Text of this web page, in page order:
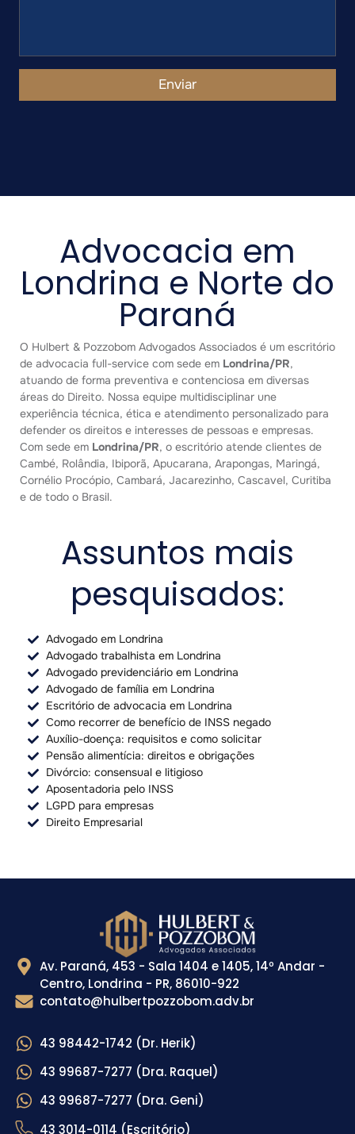
Enviar
Advocacia em
Londrina e Norte do
Paraná
O Hulbert & Pozzobom Advogados Associados é um escritório
de advocacia full-service com sede em Londrina/PR,
atuando de forma preventiva e contenciosa em diversas
áreas do Direito. Nossa equipe multidisciplinar une
experiência técnica, ética e atendimento personalizado para
defender os direitos e interesses de pessoas e empresas.
Com sede em Londrina/PR, o escritório atende clientes de
Cambé, Rolândia, Ibiporã, Apucarana, Arapongas, Maringá,
Cornélio Procópio, Cambará, Jacarezinho, Cascavel, Curitiba
e de todo o Brasil.
Assuntos mais
pesquisados:
Advogado em Londrina
Advogado trabalhista em Londrina
Advogado previdenciário em Londrina
Advogado de família em Londrina
Escritório de advocacia em Londrina
Como recorrer de benefício de INSS negado
Auxílio-doença: requisitos e como solicitar
Pensão alimentícia: direitos e obrigações
Divórcio: consensual e litigioso
Aposentadoria pelo INSS
LGPD para empresas
Direito Empresarial
Av. Paraná, 453 - Sala 1404 e 1405, 14º Andar -
Centro, Londrina - PR, 86010-922
contato@hulbertpozzobom.adv.br
43 98442-1742 (Dr. Herik)
43 99687-7277 (Dra. Raquel)
43 99687-7277 (Dra. Geni)
43 3014-0114 (Escritório)